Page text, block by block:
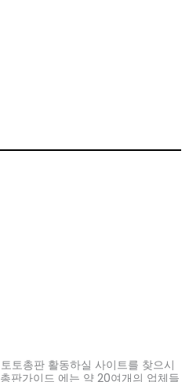
토총판 활동하실 사이트를 찾으시
판가이드 에는 약 20여개의 업체들